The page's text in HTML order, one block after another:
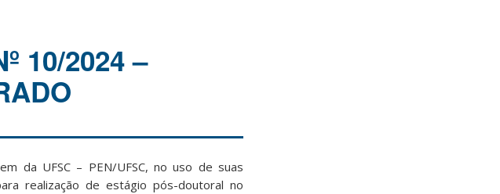
10/2024 –
da UFSC – PEN/UFSC, no uso de suas
realização de estágio pós-doutoral no